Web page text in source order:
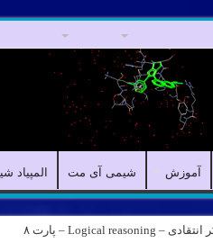
آموزش شیمی آی مت المپیاد
استاد نباتی